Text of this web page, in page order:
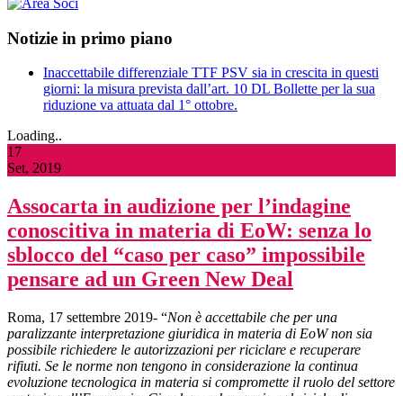
Notizie in primo piano
Inaccettabile differenziale TTF PSV sia in crescita in questi
giorni: la misura prevista dall’art. 10 DL Bollette per la sua
riduzione va attuata dal 1° ottobre.
Loading..
17
Set, 2019
Assocarta in audizione per l’indagine
conoscitiva in materia di EoW: senza lo
sblocco del “caso per caso” impossibile
pensare ad un Green New Deal
Roma, 17 settembre 2019- “Non è accettabile che per una
paralizzante interpretazione giuridica in materia di EoW non sia
possibile richiedere le autorizzazioni per riciclare e recuperare
rifiuti. Se le norme non tengono in considerazione la continua
evoluzione tecnologica in materia si compromette il ruolo del settore